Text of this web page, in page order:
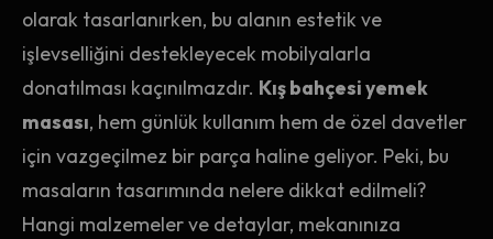
olarak tasarlanırken, bu alanın estetik ve
işlevselliğini destekleyecek mobilyalarla
donatılması kaçınılmazdır. Kış bahçesi yemek
masası, hem günlük kullanım hem de özel davetler
için vazgeçilmez bir parça haline geliyor. Peki, bu
masaların tasarımında nelere dikkat edilmeli?
Hangi malzemeler ve detaylar, mekanınıza